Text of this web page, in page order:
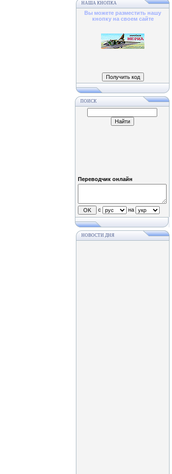
НАША КНОПКА
Вы можете разместить нашу
кнопку на своем сайте
ПОИСК
Переводчик онлайн
с на
НОВОСТИ ДНЯ